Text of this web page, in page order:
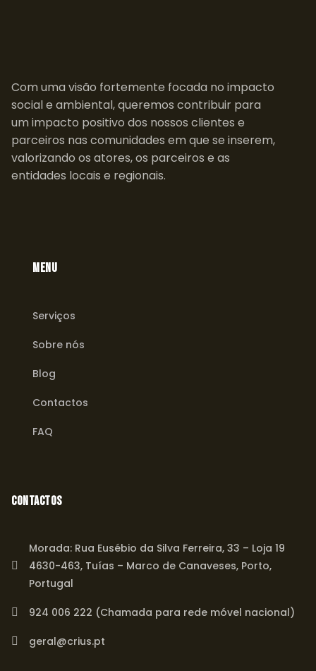
Com uma visão fortemente focada no impacto
social e ambiental, queremos contribuir para
um impacto positivo dos nossos clientes e
parceiros nas comunidades em que se inserem,
valorizando os atores, os parceiros e as
entidades locais e regionais.
MENU
Serviços
Sobre nós
Blog
Contactos
FAQ
Contactos
Morada: Rua Eusébio da Silva Ferreira, 33 – Loja 19
4630-463, Tuías – Marco de Canaveses, Porto,
Portugal
924 006 222 (Chamada para rede móvel nacional)
geral@crius.pt